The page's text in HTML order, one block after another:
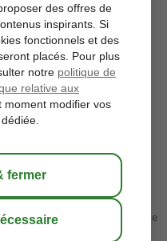
sauver
situation, à la magnifique
de Monastir se trouve à